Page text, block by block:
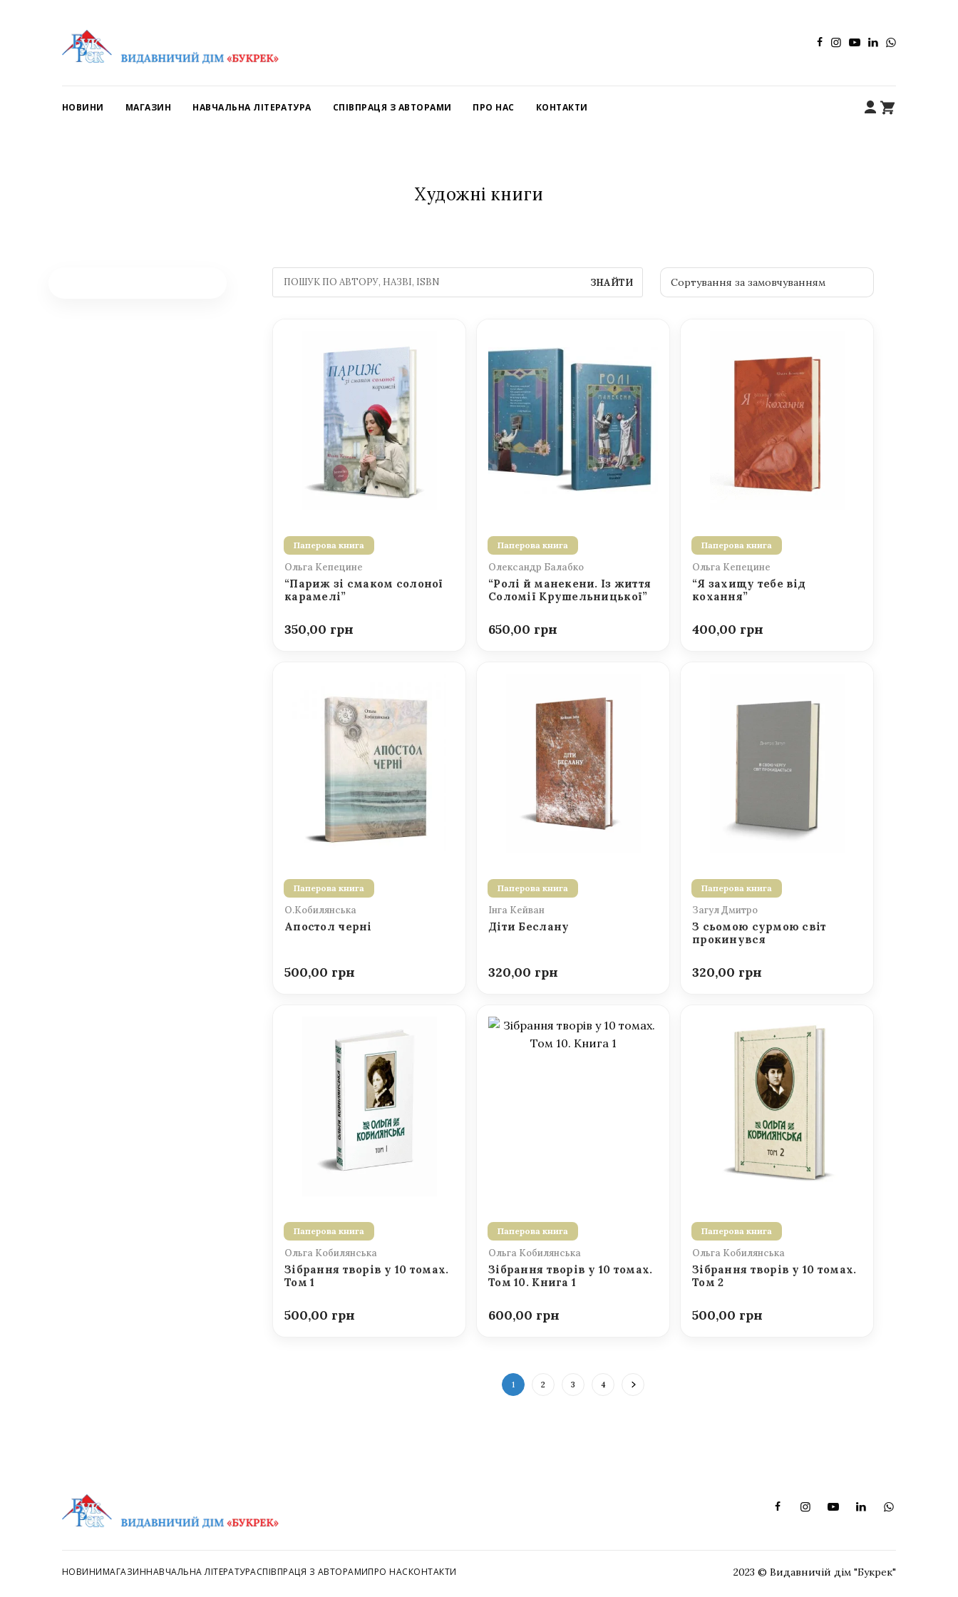
НОВИНИ МАГАЗИН НАВЧАЛЬНА ЛІТЕРАТУРА СПІВПРАЦЯ З АВТОРАМИ ПРО НАС КОНТАКТИ
Художні книги
ЗНАЙТИ
Паперова книга
Ольга Кепецине
“Париж зі смаком солоної
карамелі”
350,00
Паперова книга
Олександр Балабко
“Ролі й манекени. Із життя
Соломії Крушельницької”
650,00
Паперова книга
Ольга Кепецине
“Я захищу тебе від
кохання”
400,00
Паперова книга
О.Кобилянська
Апостол черні
500,00
Паперова книга
Інга Кейван
Діти Беслану
320,00
Паперова книга
Загул Дмитро
З сьомою сурмою світ
прокинувся
320,00
Паперова книга
Ольга Кобилянська
Зібрання творів у 10 томах.
Том 1
500,00
Паперова книга
Ольга Кобилянська
Зібрання творів у 10 томах.
Том 10. Книга 1
600,00
Паперова книга
Ольга Кобилянська
Зібрання творів у 10 томах.
Том 2
500,00
1 2 3 4
НОВИНИМАГАЗИННАВЧАЛЬНА ЛІТЕРАТУРАСПІВПРАЦЯ З АВТОРАМИПРО НАСКОНТАКТИ 2023 © Видавничій дім "Букрек"